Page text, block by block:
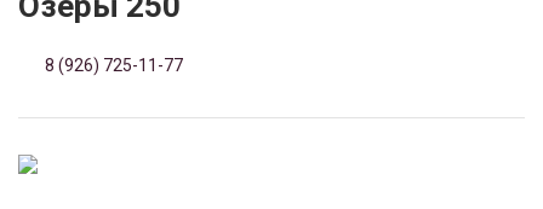
8 (926) 725-11-77